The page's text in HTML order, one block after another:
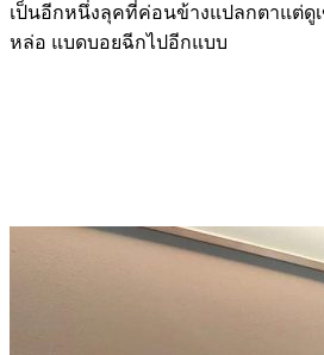
เป็นอีกหนึ่งลุคที่ค่อนข้างแปลกตาแต่ดู
หล่อ แบดบอยฉีกไปอีกแบบ